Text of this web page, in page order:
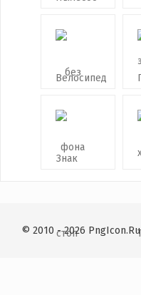
© 2010 - 2026 PngIcon.Ru